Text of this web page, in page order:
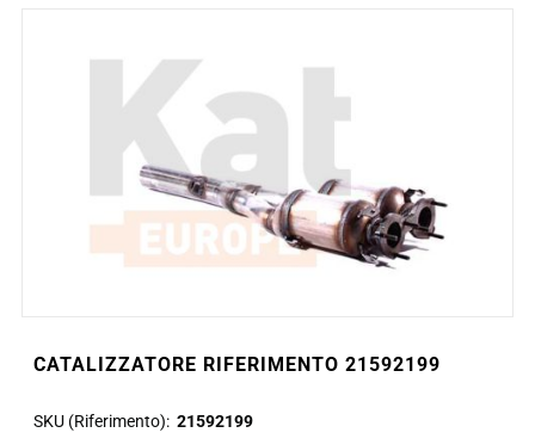
CATALIZZATORE RIFERIMENTO 21592199
SKU (Riferimento) 21592199